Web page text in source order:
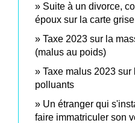
Suite à un divorce,
époux sur la carte
Taxe 2023 sur la
(malus au poids)
Taxe malus 2023
polluants
Un étranger qui
faire immatriculer son